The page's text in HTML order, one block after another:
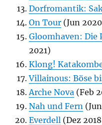
Dorfromantik:
On Tour (Jun
Gloomhaven: Die
2021)
Klong!
Villainous: Böse
Arche Nova (Feb
Nah und Fern
Everdell (Dez